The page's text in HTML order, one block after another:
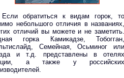
Если обратиться к видам горок, то
небольшого отличия в названиях,
отличий вы можете и не заметить.
горка Камикадзе, Тобогган,
Семейная, Осьминог или
и т.д. представлены в отелях
а также у российских